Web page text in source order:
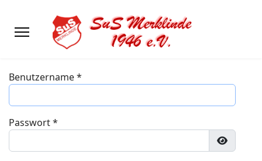
Benutzername*
Passwort*